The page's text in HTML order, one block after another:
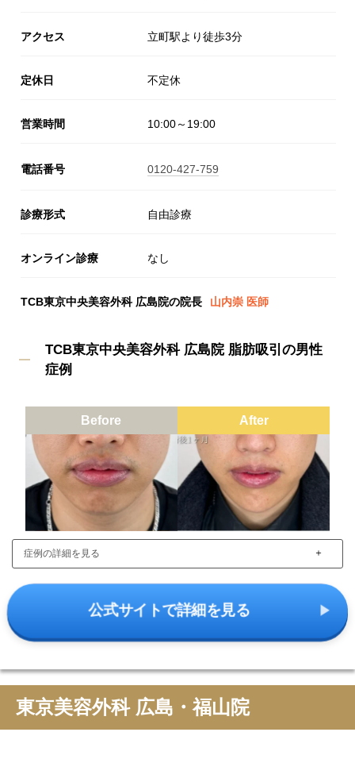
アクセス 立町駅より徒歩3分
定休日 不定休
営業時間 10:00～19:00
電話番号 0120-427-759
診療形式 自由診療
オンライン診療 なし
TCB東京中央美容外科 広島院の院長 山内崇 医師
TCB東京中央美容外科 広島院 脂肪吸引の男性
症例
Before After
症例の詳細を見る ＋
公式サイトで詳細を見る
東京美容外科 広島・福山院